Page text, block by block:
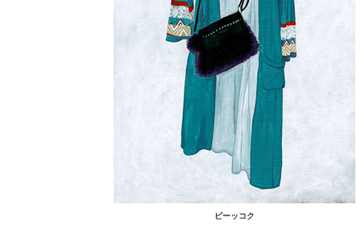
ピーッコク